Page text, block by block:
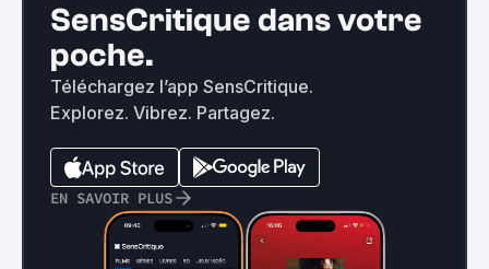
SensCritique dans votre
poche.
Téléchargez l’app SensCritique.
Explorez. Vibrez. Partagez.
EN SAVOIR PLUS